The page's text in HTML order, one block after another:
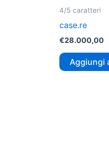
4/5 caratteri
case.re
€28.000,00
Aggiungi